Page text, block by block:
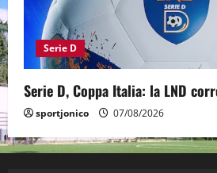
Serie D
Serie D, Coppa Italia: la LND
sportjonico 07/08/2026